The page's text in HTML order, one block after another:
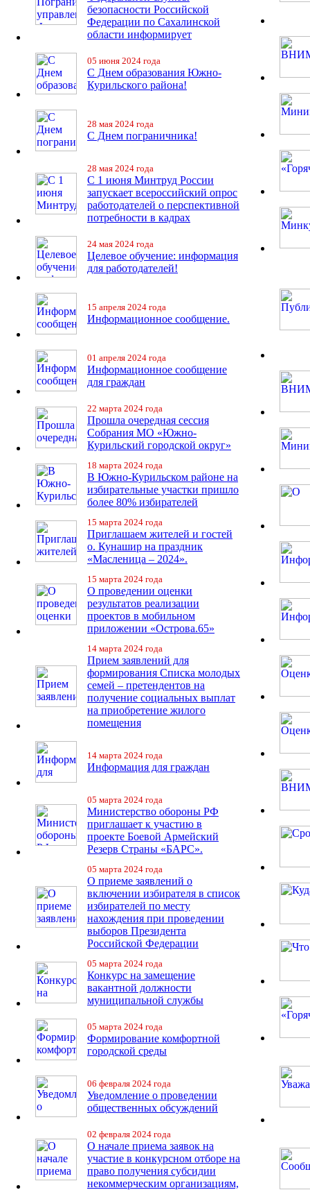
безопасности Российской
Федерации по Сахалинской
области информирует
05 июня 2024 года
С Днем образования Южно-
Курильского района!
28 мая 2024 года
С Днем пограничника!
28 мая 2024 года
С 1 июня Минтруд России
запускает всероссийский опрос
работодателей о перспективной
потребности в кадрах
24 мая 2024 года
Целевое обучение: информация
для работодателей!
15 апреля 2024 года
Информационное сообщение.
01 апреля 2024 года
Информационное сообщение
для граждан
22 марта 2024 года
Прошла очередная сессия
Собрания МО «Южно-
Курильский городской округ»
18 марта 2024 года
В Южно-Курильском районе на
избирательные участки пришло
более 80% избирателей
15 марта 2024 года
Приглашаем жителей и гостей
о. Кунашир на праздник
«Масленица – 2024».
15 марта 2024 года
О проведении оценки
результатов реализации
проектов в мобильном
приложении «Острова.65»
14 марта 2024 года
Прием заявлений для
формирования Списка молодых
семей – претендентов на
получение социальных выплат
на приобретение жилого
помещения
14 марта 2024 года
Информация для граждан
05 марта 2024 года
Министерство обороны РФ
приглашает к участию в
проекте Боевой Армейский
Резерв Страны «БАРС».
05 марта 2024 года
О приеме заявлений о
включении избирателя в список
избирателей по месту
нахождения при проведении
выборов Президента
Российской Федерации
05 марта 2024 года
Конкурс на замещение
вакантной должности
муниципальной службы
05 марта 2024 года
Формирование комфортной
городской среды
06 февраля 2024 года
Уведомление о проведении
общественных обсуждений
02 февраля 2024 года
О начале приема заявок на
участие в конкурсном отборе на
право получения субсидии
некоммерческим организациям,